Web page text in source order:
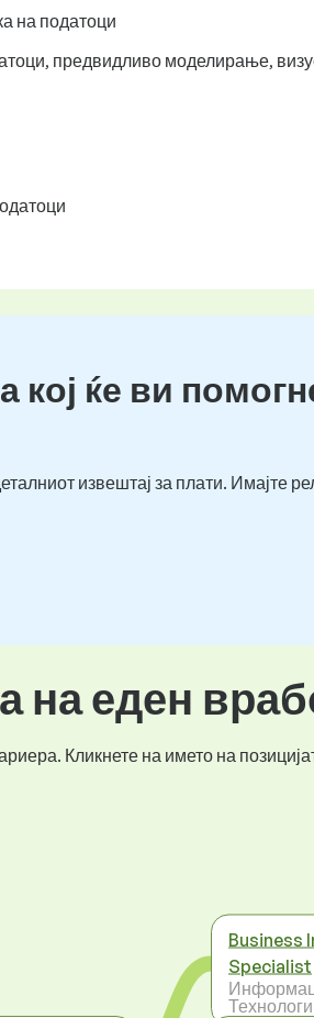
на податоци
предвидливо моделирање,
ќе ви
извештај за плати. Имајте
на еден
Кликнете на името на
Business
Specialist